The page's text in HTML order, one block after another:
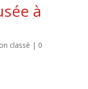
à
classé | 0